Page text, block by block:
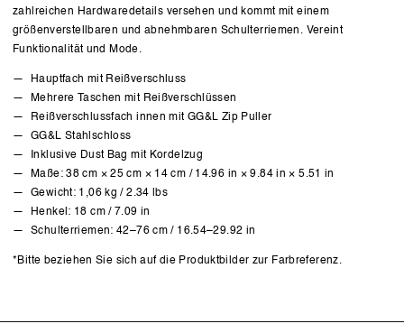
zahlreichen Hardwaredetails versehen und kommt mit einem
größenverstellbaren und abnehmbaren Schulterriemen. Vereint
Funktionalität und Mode.
Hauptfach mit Reißverschluss
Mehrere Taschen mit Reißverschlüssen
Reißverschlussfach innen mit GG&L Zip Puller
GG&L Stahlschloss
Inklusive Dust Bag mit Kordelzug
Maße: 38 cm × 25 cm × 14 cm / 14.96 in × 9.84 in × 5.51 in
Gewicht: 1,06 kg / 2.34 lbs
Henkel: 18 cm / 7.09 in
Schulterriemen: 42–76 cm / 16.54–29.92 in
*Bitte beziehen Sie sich auf die Produktbilder zur Farbreferenz.